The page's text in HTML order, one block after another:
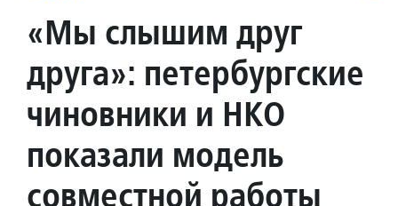
«Мы слышим друг
друга»: петербургские
чиновники и НКО
показали модель
совместной работы